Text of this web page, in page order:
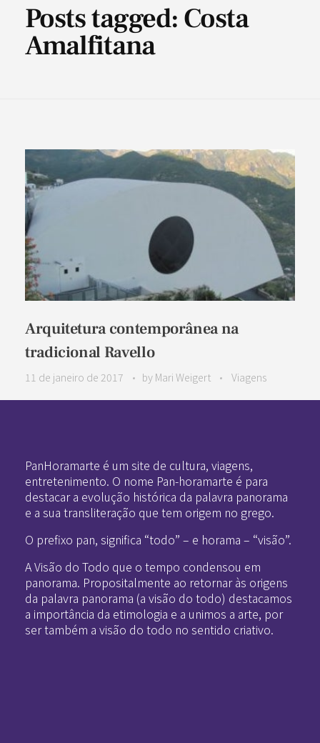
Posts tagged: Costa
Amalfitana
Arquitetura contemporânea na
tradicional Ravello
11 de janeiro de 2017 by Mari Weigert Viagens
PanHoramarte é um site de cultura, viagens,
entretenimento. O nome Pan-horamarte é para
destacar a evolução histórica da palavra panorama
e a sua transliteração que tem origem no grego.
O prefixo pan, significa “todo” – e horama – “visão”.
A Visão do Todo que o tempo condensou em
panorama. Propositalmente ao retornar às origens
da palavra panorama (a visão do todo) destacamos
a importância da etimologia e a unimos a arte, por
ser também a visão do todo no sentido criativo.